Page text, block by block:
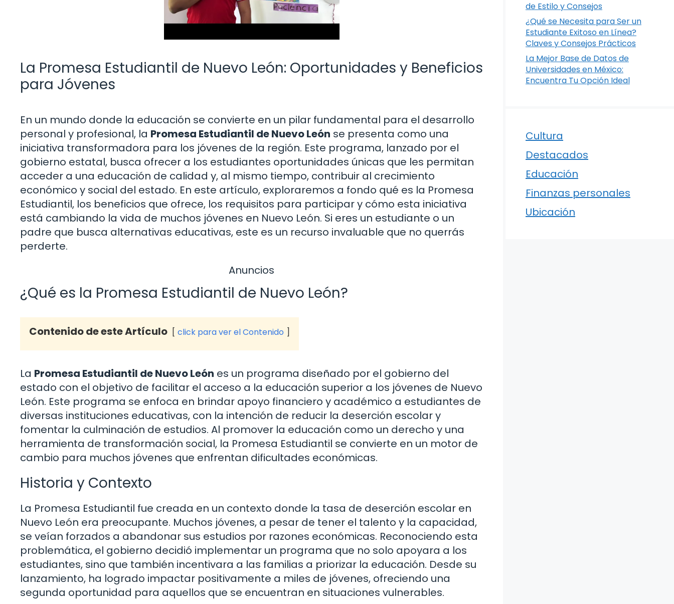
La Promesa Estudiantil de Nuevo León: Oportunidades y Beneficios
para Jóvenes
En un mundo donde la educación se convierte en un pilar fundamental para el desarrollo
personal y profesional, la Promesa Estudiantil de Nuevo León se presenta como una
iniciativa transformadora para los jóvenes de la región. Este programa, lanzado por el
gobierno estatal, busca ofrecer a los estudiantes oportunidades únicas que les permitan
acceder a una educación de calidad y, al mismo tiempo, contribuir al crecimiento
económico y social del estado. En este artículo, exploraremos a fondo qué es la Promesa
Estudiantil, los beneficios que ofrece, los requisitos para participar y cómo esta iniciativa
está cambiando la vida de muchos jóvenes en Nuevo León. Si eres un estudiante o un
padre que busca alternativas educativas, este es un recurso invaluable que no querrás
perderte.
Anuncios
¿Qué es la Promesa Estudiantil de Nuevo León?
Contenido de este Artículo click para ver el Contenido
La Promesa Estudiantil de Nuevo León es un programa diseñado por el gobierno del
estado con el objetivo de facilitar el acceso a la educación superior a los jóvenes de Nuevo
León. Este programa se enfoca en brindar apoyo financiero y académico a estudiantes de
diversas instituciones educativas, con la intención de reducir la deserción escolar y
fomentar la culminación de estudios. Al promover la educación como un derecho y una
herramienta de transformación social, la Promesa Estudiantil se convierte en un motor de
cambio para muchos jóvenes que enfrentan dificultades económicas.
Historia y Contexto
La Promesa Estudiantil fue creada en un contexto donde la tasa de deserción escolar en
Nuevo León era preocupante. Muchos jóvenes, a pesar de tener el talento y la capacidad,
se veían forzados a abandonar sus estudios por razones económicas. Reconociendo esta
problemática, el gobierno decidió implementar un programa que no solo apoyara a los
estudiantes, sino que también incentivara a las familias a priorizar la educación. Desde su
lanzamiento, ha logrado impactar positivamente a miles de jóvenes, ofreciendo una
segunda oportunidad para aquellos que se encuentran en situaciones vulnerables.
de Estilo y Consejos
¿Qué se Necesita para Ser un
Estudiante Exitoso en Línea?
Claves y Consejos Prácticos
La Mejor Base de Datos de
Universidades en México:
Encuentra Tu Opción Ideal
Cultura
Destacados
Educación
Finanzas personales
Ubicación